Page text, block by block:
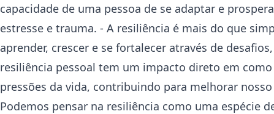
capacidade de uma pessoa de se adaptar e
estresse e trauma. - A resiliência é mais do que
aprender, crescer e se fortalecer através de
resiliência pessoal tem um impacto direto em
pressões da vida, contribuindo para melhorar
Podemos pensar na resiliência como uma espécie